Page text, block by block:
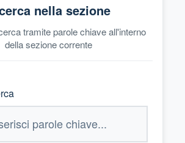
nella sezione
tramite parole chiave all'interno
della sezione corrente